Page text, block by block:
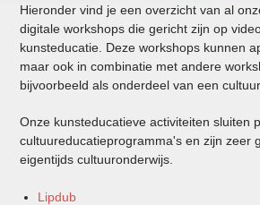
Hieronder vind je een overzicht van al
digitale workshops die gericht zijn op
kunsteducatie. Deze workshops kunnen
maar ook in combinatie met andere
bijvoorbeeld als onderdeel van een
Onze kunsteducatieve activiteiten sluiten
cultuureducatieprogramma's en zijn zeer
eigentijds cultuuronderwijs.
Lipdub